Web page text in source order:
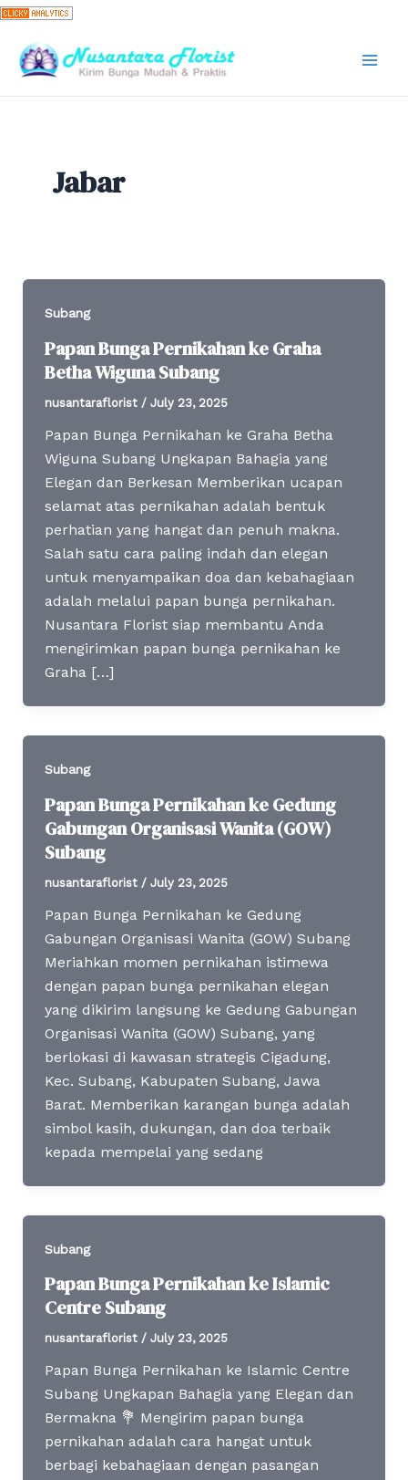
Skip
content
Jabar
Subang
Papan Bunga Pernikahan ke Graha
Betha Wiguna Subang
nusantaraflorist / July 23, 2025
Papan Bunga Pernikahan ke Graha Betha
Wiguna Subang Ungkapan Bahagia yang
Elegan dan Berkesan Memberikan ucapan
selamat atas pernikahan adalah bentuk
perhatian yang hangat dan penuh makna.
Salah satu cara paling indah dan elegan
untuk menyampaikan doa dan kebahagiaan
adalah melalui papan bunga pernikahan.
Nusantara Florist siap membantu Anda
mengirimkan papan bunga pernikahan ke
Graha […]
Subang
Papan Bunga Pernikahan ke Gedung
Gabungan Organisasi Wanita (GOW)
Subang
nusantaraflorist / July 23, 2025
Papan Bunga Pernikahan ke Gedung
Gabungan Organisasi Wanita (GOW) Subang
Meriahkan momen pernikahan istimewa
dengan papan bunga pernikahan elegan
yang dikirim langsung ke Gedung Gabungan
Organisasi Wanita (GOW) Subang, yang
berlokasi di kawasan strategis Cigadung,
Kec. Subang, Kabupaten Subang, Jawa
Barat. Memberikan karangan bunga adalah
simbol kasih, dukungan, dan doa terbaik
kepada mempelai yang sedang
Subang
Papan Bunga Pernikahan ke Islamic
Centre Subang
nusantaraflorist / July 23, 2025
Papan Bunga Pernikahan ke Islamic Centre
Subang Ungkapan Bahagia yang Elegan dan
Bermakna 💐 Mengirim papan bunga
pernikahan adalah cara hangat untuk
berbagi kebahagiaan dengan pasangan